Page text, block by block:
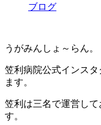
ブログ
うがみんしょ～らん。
笠利病院公式インス
ます。
笠利は三名で運営し
す。